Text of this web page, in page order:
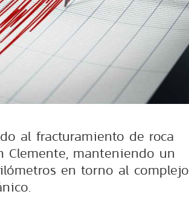
al fracturamiento de roca
Clemente, manteniendo un
en torno al complejo